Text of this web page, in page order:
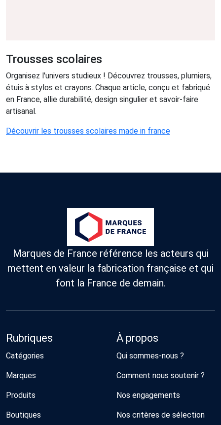
Trousses scolaires
Organisez l'univers studieux ! Découvrez trousses, plumiers,
étuis à stylos et crayons. Chaque article, conçu et fabriqué
en France, allie durabilité, design singulier et savoir-faire
artisanal.
Découvrir les trousses scolaires made in france
Marques de France référence les acteurs qui
mettent en valeur la fabrication française et qui
font la France de demain.
Rubriques
Catégories
Marques
Produits
Boutiques
À propos
Qui sommes-nous ?
Comment nous soutenir ?
Nos engagements
Nos critères de sélection